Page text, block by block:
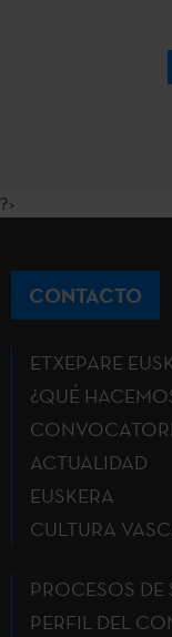
?>
CONTACTO
ETXEPARE
¿QUÉ
ACTUALIDAD
EUSKERA
CULTURA
PROCESOS
PERFIL DEL